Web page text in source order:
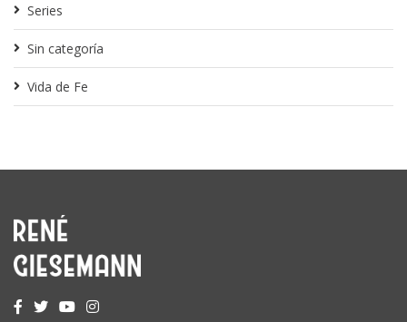
Series
Sin categoría
Vida de Fe